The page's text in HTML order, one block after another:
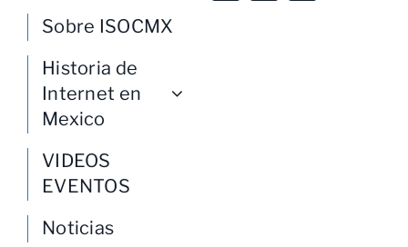
Sobre ISOCMX
Historia de
Internet en
Mexico
VIDEOS
EVENTOS
Noticias